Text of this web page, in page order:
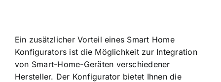
Ein zusätzlicher Vorteil eines Smart Home
Konfigurators ist die Möglichkeit zur Integration
von Smart-Home-Geräten verschiedener
Hersteller. Der Konfigurator bietet Ihnen die